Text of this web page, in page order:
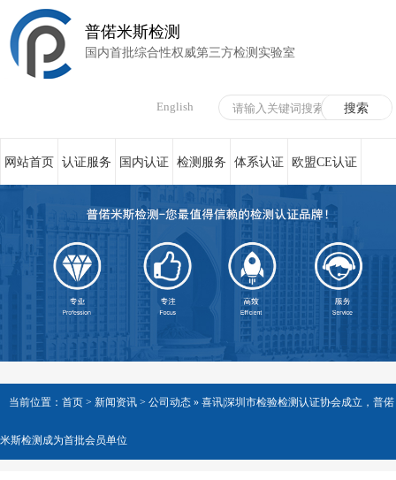
普偌米斯检测
国内首批综合性权威第三方检测实验室
English
网站首页 认证服务 国内认证 检测服务 体系认证 欧盟CE认证
荣誉资质 在线服务 新闻资讯 关于我们
当前位置： 首页 > 新闻资讯 > 公司动态 » 喜讯|深圳市检验检测认证协会成立，普偌
米斯检测成为首批会员单位